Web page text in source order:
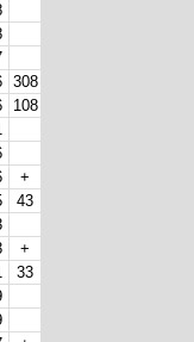
308
108
+
43
+
33